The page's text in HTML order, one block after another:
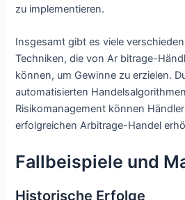
zu implementieren.
Insgesamt gibt es viele
Techniken, die von Ar bitrage-
können, um Gewinne zu erzielen.
automatisierten
Risikomanagement können
erfolgreichen Arbitrage-Handel
Fallbeispiele und
Historische Erfolge